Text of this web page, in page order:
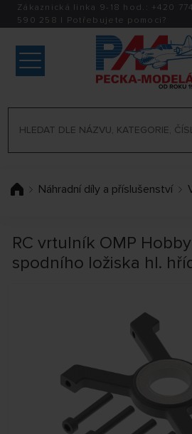
Zákaznická linka 9-18 hod.: +420 774
590 258 | Potřebujete pomoci?
Náhradní díly a příslušenství
RC vrtulník OMP
spodního ložiska hl.